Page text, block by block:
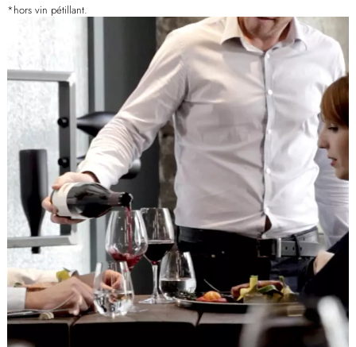
*hors vin pétillant.